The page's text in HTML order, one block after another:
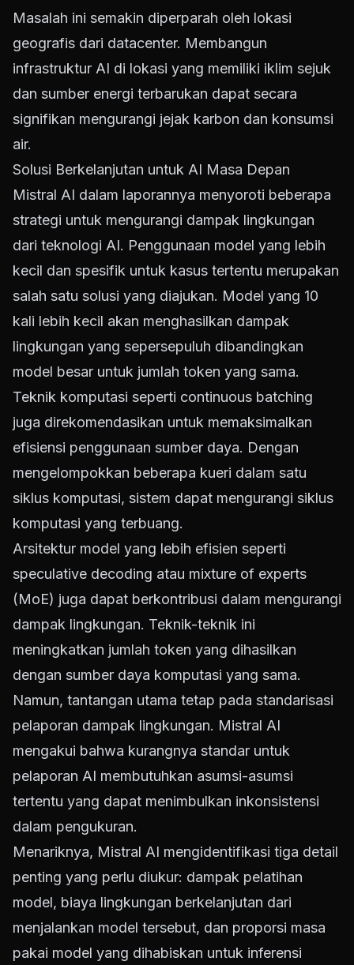
Masalah ini semakin diperparah oleh lokasi
geografis dari datacenter. Membangun
infrastruktur AI di lokasi yang memiliki iklim sejuk
dan sumber energi terbarukan dapat secara
signifikan mengurangi jejak karbon dan konsumsi
air.
Solusi Berkelanjutan untuk AI Masa Depan
Mistral AI dalam laporannya menyoroti beberapa
strategi untuk mengurangi dampak lingkungan
dari teknologi AI. Penggunaan model yang lebih
kecil dan spesifik untuk kasus tertentu merupakan
salah satu solusi yang diajukan. Model yang 10
kali lebih kecil akan menghasilkan dampak
lingkungan yang sepersepuluh dibandingkan
model besar untuk jumlah token yang sama.
Teknik komputasi seperti continuous batching
juga direkomendasikan untuk memaksimalkan
efisiensi penggunaan sumber daya. Dengan
mengelompokkan beberapa kueri dalam satu
siklus komputasi, sistem dapat mengurangi siklus
komputasi yang terbuang.
Arsitektur model yang lebih efisien seperti
speculative decoding atau mixture of experts
(MoE) juga dapat berkontribusi dalam mengurangi
dampak lingkungan. Teknik-teknik ini
meningkatkan jumlah token yang dihasilkan
dengan sumber daya komputasi yang sama.
Namun, tantangan utama tetap pada standarisasi
pelaporan dampak lingkungan. Mistral AI
mengakui bahwa kurangnya standar untuk
pelaporan AI membutuhkan asumsi-asumsi
tertentu yang dapat menimbulkan inkonsistensi
dalam pengukuran.
Menariknya, Mistral AI mengidentifikasi tiga detail
penting yang perlu diukur: dampak pelatihan
model, biaya lingkungan berkelanjutan dari
menjalankan model tersebut, dan proporsi masa
pakai model yang dihabiskan untuk inferensi